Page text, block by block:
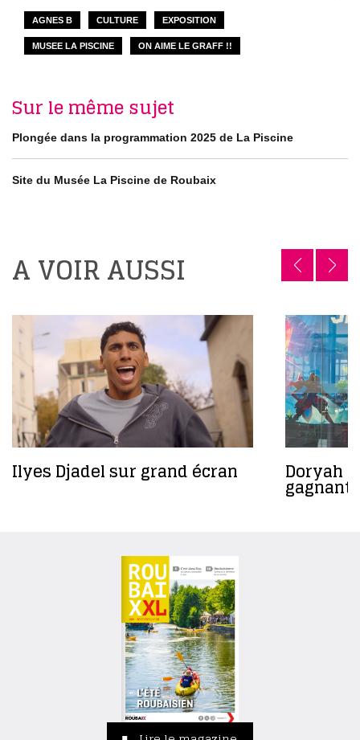
AGNES B CULTURE EXPOSITION
MUSEE LA PISCINE ON AIME LE GRAFF !!
Sur le même sujet
Plongée dans la programmation 2025 de La Piscine
Site du Musée La Piscine de Roubaix
A VOIR AUSSI
Ilyes Djadel sur grand écran Doryah
gagnant